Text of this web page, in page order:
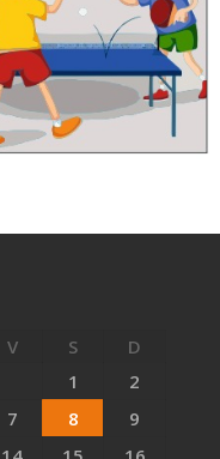
V S
D
1
2
7 8
9